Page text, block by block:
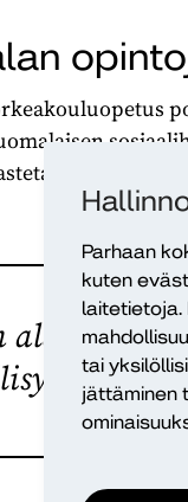
Parhaan
kuten
laitetietoja.
tai
jättäminen
pohtimaan